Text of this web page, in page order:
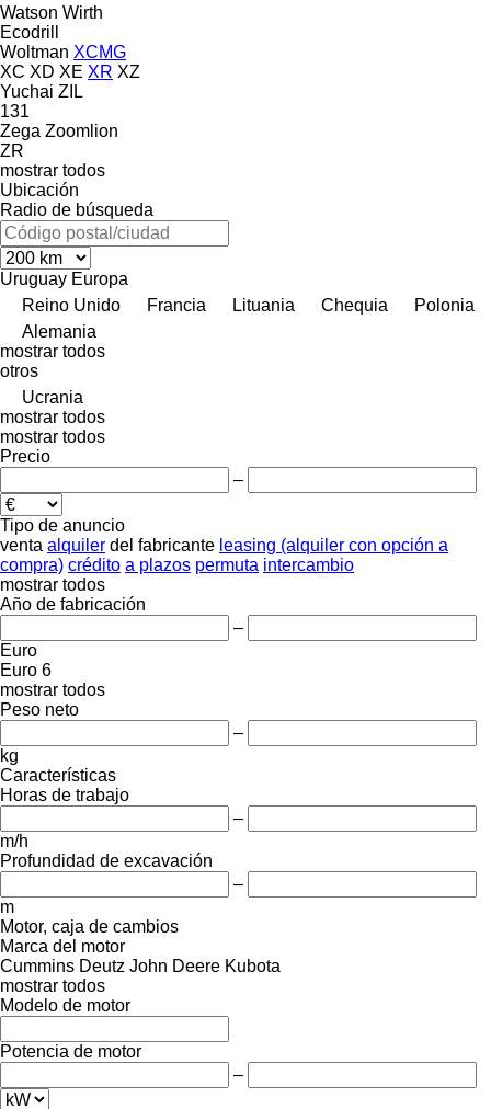
Watson Wirth
Ecodrill
Woltman XCMG
XC XD XE XR XZ
Yuchai ZIL
131
Zega Zoomlion
ZR
mostrar todos
Ubicación
Radio de búsqueda
Uruguay Europa
Reino Unido
Francia Lituania Chequia
Polonia
Alemania
mostrar todos
otros
Ucrania
mostrar todos
mostrar todos
Precio
–
Tipo de anuncio
venta alquiler del fabricante leasing (alquiler con opción a
compra) crédito a plazos permuta intercambio
mostrar todos
Año de fabricación
–
Euro
Euro 6
mostrar todos
Peso neto
–
kg
Características
Horas de trabajo
–
m/h
Profundidad de excavación
–
m
Motor, caja de cambios
Marca del motor
Cummins Deutz John Deere Kubota
mostrar todos
Modelo de motor
Potencia de motor
–